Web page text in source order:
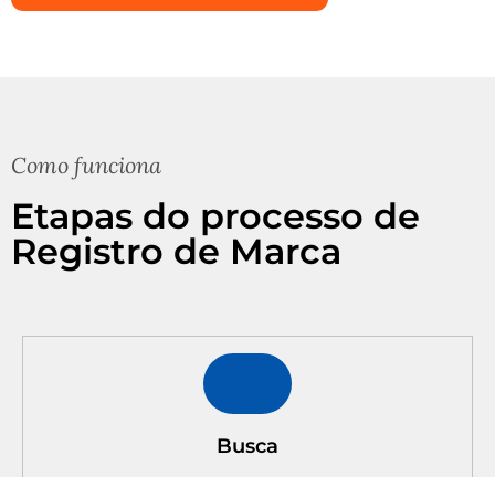
Como funciona
Etapas do processo de
Registro de Marca
Busca